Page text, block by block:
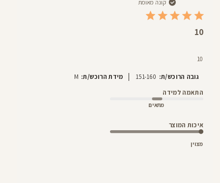
קונה מאומת
10
10
גובה הרוכש/ת: 151-160
| מידת הרוכש/ת: M
התאמה למידה
מתאים
איכות המוצר
מצוין